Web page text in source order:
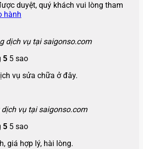
duyệt, quý khách vui lòng tham
hành
dịch vụ tại saigonso.com
5 5 sao
vụ sửa chữa ở đây.
vụ tại saigonso.com
5 5 sao
giá hợp lý, hài lòng.